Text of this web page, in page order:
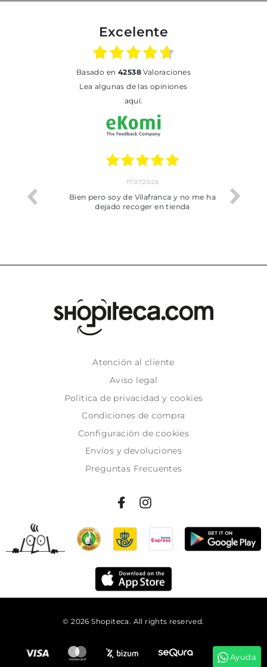
Excelente
basado en 42538Valoraciones
Lea algunas de las opiniones
aquí.
trobat
17.07.2026
Bien pero soy de Vilafranca y no me ha
dejado recoger en tienda
Atención al cliente
Aviso legal
Politica de privacidad y cookies
Condiciones de compra
Configuración de cookies
Envíos y devoluciones
Preguntas Frecuentes
© 2026 Shopiteca. All rights reserved.
Ayuda